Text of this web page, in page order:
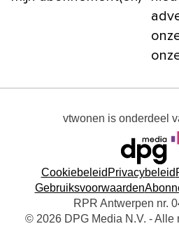
vtwonen is onderdeel
Cookiebeleid Privacybeleid
Gebruiksvoorwaarden
RPR Antwerpen nr.
© 2026 DPG Media N.V. - Alle